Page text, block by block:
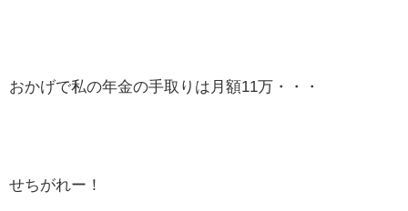
おかげで私の年金の手取りは月額11万・・・
せちがれー！